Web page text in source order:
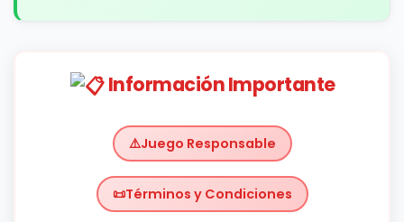
Información Importante
Juego Responsable
Términos y Condiciones